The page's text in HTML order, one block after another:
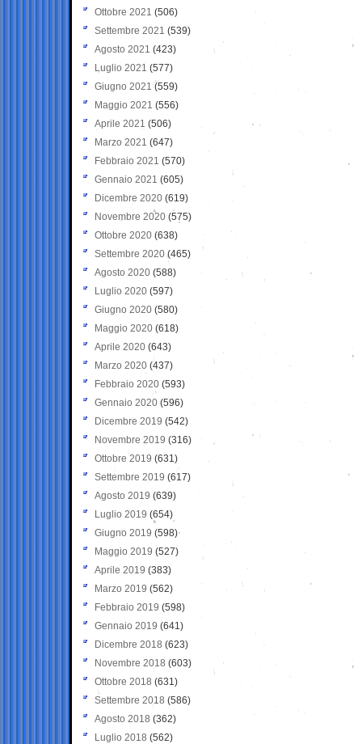
Ottobre 2021 (506)
Settembre 2021 (539)
Agosto 2021 (423)
Luglio 2021 (577)
Giugno 2021(559)
Maggio 2021 (556)
Aprile 2021 (506)
Marzo 2021 (647)
Febbraio 2021 (570)
Gennaio 2021 (605)
Dicembre 2020 (619)
Novembre 2020 (575)
Ottobre 2020 (638)
Settembre 2020(465)
Agosto 2020 (588)
Luglio 2020 (597)
Giugno 2020 (580)
Maggio 2020 (618)
Aprile 2020 (643)
Marzo 2020 (437)
Febbraio 2020 (593)
Gennaio 2020 (596)
Dicembre 2019 (542)
Novembre 2019 (316)
Ottobre 2019 (631)
Settembre 2019 (617)
Agosto 2019 (639)
Luglio 2019 (654)
Giugno 2019 (598)
Maggio 2019 (527)
Aprile 2019 (383)
Marzo 2019 (562)
Febbraio 2019 (598)
Gennaio 2019 (641)
Dicembre 2018 (623)
Novembre 2018 (603)
Ottobre 2018 (631)
Settembre 2018 (586)
Agosto 2018 (362)
Luglio 2018 (562)